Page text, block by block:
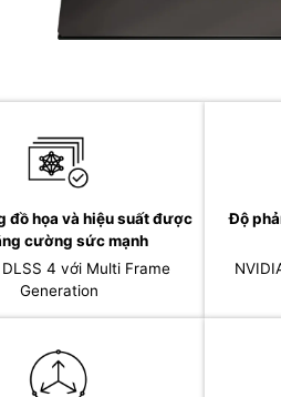
đồ họa và hiệu suất được
cường sức mạnh
DLSS 4 với Multi Frame
Generation
Độ